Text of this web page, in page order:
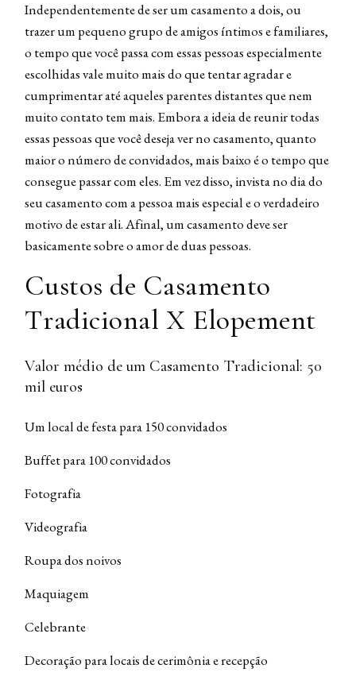
Independentemente de ser um casamento a dois, ou
trazer um pequeno grupo de amigos íntimos e familiares,
o tempo que você passa com essas pessoas especialmente
escolhidas vale muito mais do que tentar agradar e
cumprimentar até aqueles parentes distantes que nem
muito contato tem mais. Embora a ideia de reunir todas
essas pessoas que você deseja ver no casamento, quanto
maior o número de convidados, mais baixo é o tempo que
consegue passar com eles. Em vez disso, invista no dia do
seu casamento com a pessoa mais especial e o verdadeiro
motivo de estar ali. Afinal, um casamento deve ser
basicamente sobre o amor de duas pessoas.
Custos de Casamento
Tradicional X Elopement
Valor médio de um Casamento Tradicional: 50
mil euros
Um local de festa para 150 convidados
Buffet para 100 convidados
Fotografia
Videografia
Roupa dos noivos
Maquiagem
Celebrante
Decoração para locais de cerimônia e recepção